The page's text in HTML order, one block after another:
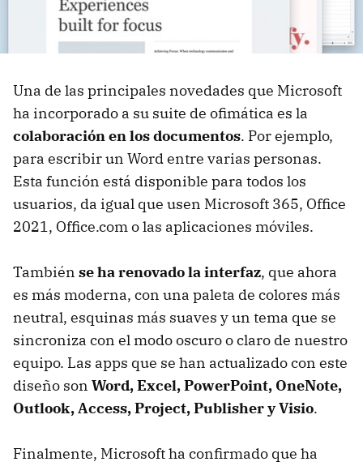
Una de las principales novedades que Microsoft
ha incorporado a su suite de ofimática es la
colaboración en los documentos. Por ejemplo,
para escribir un Word entre varias personas.
Esta función está disponible para todos los
usuarios, da igual que usen Microsoft 365, Office
2021, Office.com o las aplicaciones móviles.
También se ha renovado la interfaz, que ahora
es más moderna, con una paleta de colores más
neutral, esquinas más suaves y un tema que se
sincroniza con el modo oscuro o claro de nuestro
equipo. Las apps que se han actualizado con este
diseño son Word, Excel, PowerPoint, OneNote,
Outlook, Access, Project, Publisher y Visio.
Finalmente, Microsoft ha confirmado que ha